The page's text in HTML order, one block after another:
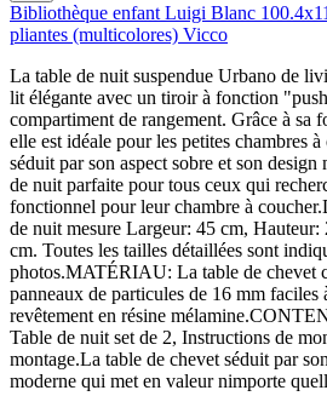
Bibliothèque enfant Luigi Blanc
pliantes (multicolores) Vicco
La table de nuit suspendue Urbano de
lit élégante avec un tiroir à fonction
compartiment de rangement. Grâce à sa
elle est idéale pour les petites chambres
séduit par son aspect sobre et son
de nuit parfaite pour tous ceux qui
fonctionnel pour leur chambre à
de nuit mesure Largeur: 45 cm,
cm. Toutes les tailles détaillées sont
photos.MATÉRIAU: La table de chevet
panneaux de particules de 16 mm faciles
revêtement en résine
Table de nuit set de 2, Instructions de
montage.La table de chevet séduit par
moderne qui met en valeur nimporte